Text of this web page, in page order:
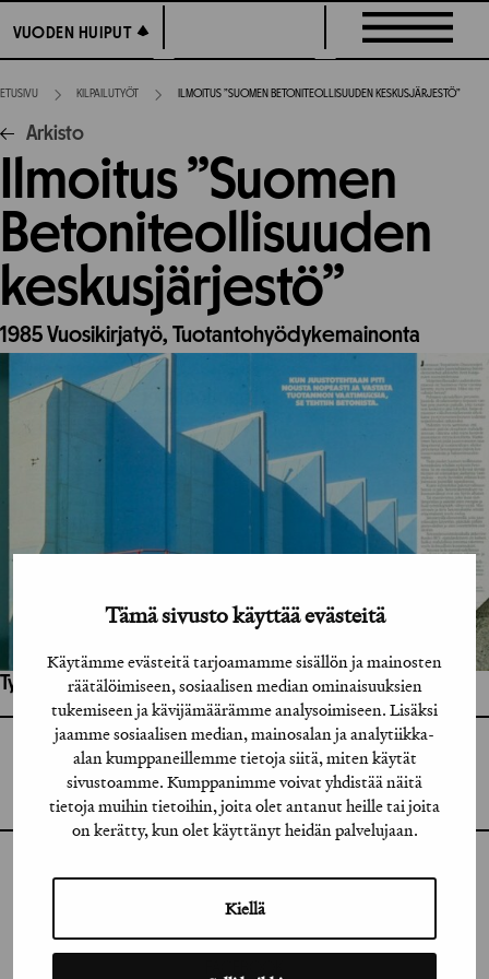
Tämä sivusto käyttää evästeitä
Käytämme evästeitä tarjoamamme sisällön ja mainosten
räätälöimiseen, sosiaalisen median ominaisuuksien
tukemiseen ja kävijämäärämme analysoimiseen. Lisäksi
jaamme sosiaalisen median, mainosalan ja analytiikka-
alan kumppaneillemme tietoja siitä, miten käytät
sivustoamme. Kumppanimme voivat yhdistää näitä
tietoja muihin tietoihin, joita olet antanut heille tai joita
on kerätty, kun olet käyttänyt heidän palvelujaan.
Kiellä
suoraan
sisältöön
VUODEN HUIPUT
VUODEN HUIPUT
ETUSIVU KILPAILUTYÖT ILMOITUS ”SUOMEN BETONITEOLLISUUDEN KESKUSJÄRJESTÖ”
Arkisto
Ilmoitus ”Suomen
Betoniteollisuuden
keskusjärjestö”
1985Vuosikirjatyö, Tuotantohyödykemainonta
Työhön osallistuneet henkilöt / tahot:
GRAFIA RY
GRAFIA(AT)GRAFIA.FI
UUDENMAANKATU 11 B 9,
INSTAGRAM